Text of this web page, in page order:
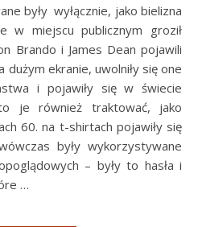
były wyłącznie, jako bielizna
w miejscu publicznym groził
Brando i James Dean pojawili
dużym ekranie, uwolniły się one
i pojawiły się w świecie
je również traktować, jako
60. na t-shirtach pojawiły się
były wykorzystywane
– były to hasła i
…